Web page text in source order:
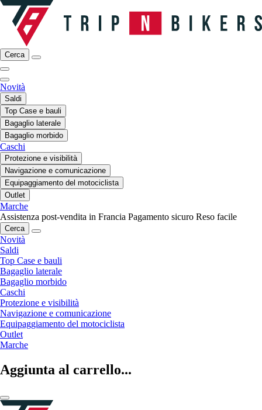
Cerca
Novità
Saldi
Top Case e bauli
Bagaglio laterale
Bagaglio morbido
Caschi
Protezione e visibilità
Navigazione e comunicazione
Equipaggiamento del motociclista
Outlet
Marche
Assistenza post-vendita in Francia Pagamento sicuro Reso facile
Cerca
Novità
Saldi
Top Case e bauli
Bagaglio laterale
Bagaglio morbido
Caschi
Protezione e visibilità
Navigazione e comunicazione
Equipaggiamento del motociclista
Outlet
Marche
Aggiunta al carrello...